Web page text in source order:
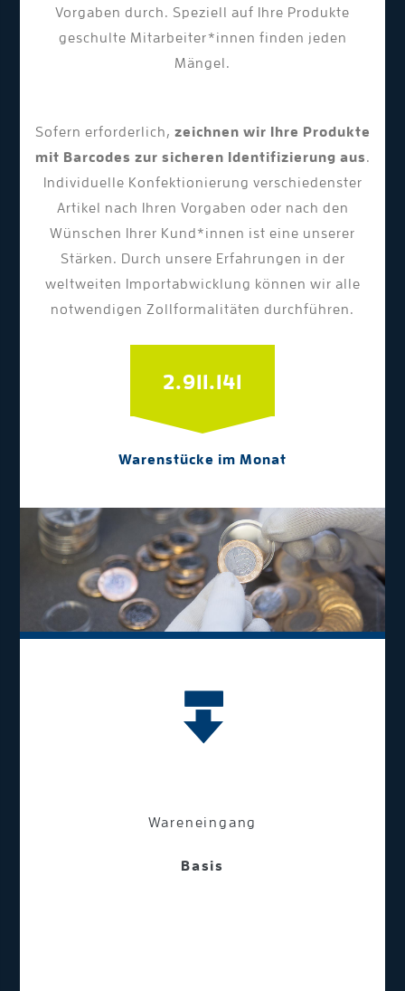
Vorgaben durch. Speziell auf Ihre Produkte
geschulte Mitarbeiter*innen finden jeden
Mängel.
Sofern erforderlich, zeichnen wir Ihre Produkte
mit Barcodes zur sicheren Identifizierung aus.
Individuelle Konfektionierung verschiedenster
Artikel nach Ihren Vorgaben oder nach den
Wünschen Ihrer Kund*innen ist eine unserer
Stärken. Durch unsere Erfahrungen in der
weltweiten Importabwicklung können wir alle
notwendigen Zollformalitäten durchführen.
2.989.454
Warenstücke im Monat
Wareneingang
Basis